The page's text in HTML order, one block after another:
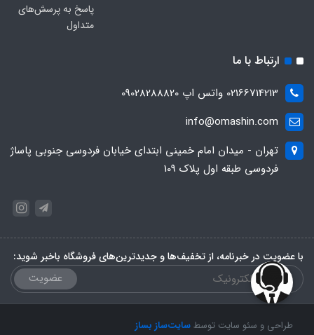
پاسخ به پرسش‌های
متداول
ارتباط با ما
02166714213 واتس اپ 09028288820
info@omashin.com
تهران - میدان امام خمینی ابتدای خیابان فردوسی جنوبی پاساژ
فردوسی طبقه اول پلاک 109
با عضویت در خبرنامه، از تخفیف‌ها و جدیدترین‌های فروشگاه باخبر شوید:
عضویت
طراحی و سئو سایت توسطسایت‌ساز بساز